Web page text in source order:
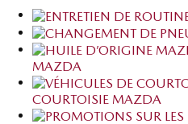
MAZDA
COURTOISIE MAZDA